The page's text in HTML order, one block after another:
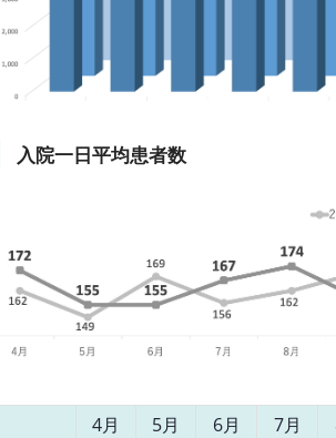
入院一日平均患者数
4月 5月 6月 7月